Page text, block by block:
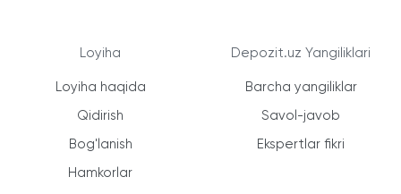
Loyiha
Loyiha haqida
Qidirish
Bog'lanish
Hamkorlar
Depozit.uz Yangiliklari
Barcha yangiliklar
Savol-javob
Ekspertlar fikri